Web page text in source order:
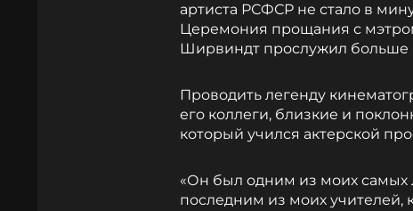
артиста РСФСР не стало в
Церемония прощания с
Ширвиндт прослужил больше
Проводить легенду
его коллеги, близкие и
который учился актерской
«Он был одним из моих самых
последним из моих учителей,